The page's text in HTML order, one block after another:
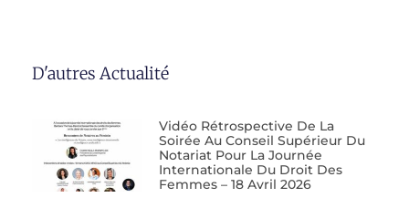
D'autres Actualité
Vidéo Rétrospective De La
Soirée Au Conseil Supérieur Du
Notariat Pour La Journée
Internationale Du Droit Des
Femmes – 18 Avril 2026